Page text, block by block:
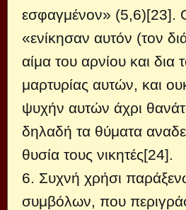
εσφαγμένον» (5,6)[23].
«ενίκησαν αυτόν (τον
αίμα του αρνίου και δια
μαρτυρίας αυτών, και
ψυχήν αυτών άχρι
δηλαδή τα θύματα
θυσία τους νικητές[24].
6. Συχνή χρήσι
συμβόλων, που